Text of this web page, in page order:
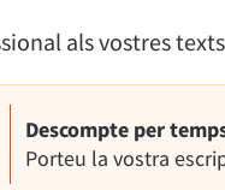
de correu electrònic
Mail
als vostres
Descompte per
Porteu la vostra